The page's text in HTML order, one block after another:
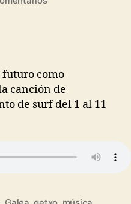
como
canción de
de surf del 1 al 11